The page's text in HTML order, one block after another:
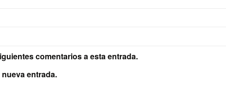
comentarios a esta entrada.
entrada.